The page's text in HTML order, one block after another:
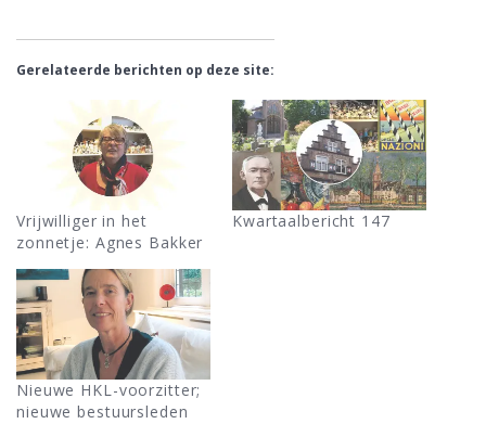
Gerelateerde berichten op deze site:
Vrijwilliger in het
zonnetje: Agnes Bakker
Kwartaalbericht 147
Nieuwe HKL-voorzitter;
nieuwe bestuursleden